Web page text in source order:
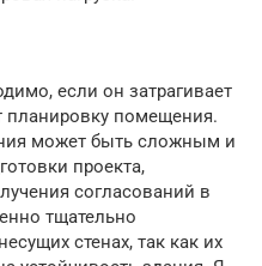
если он затрагивает
планировку помещения.
может быть сложным и
проекта,
согласований в
тщательно
стенах, так как их